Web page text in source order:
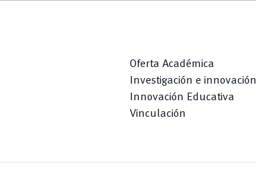
Oferta Académica
Investigación e innovación
Innovación Educativa
Vinculación